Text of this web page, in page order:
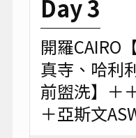
Day 3
開羅CAIRO
真寺、哈利
前盥洗】＋
＋亞斯文